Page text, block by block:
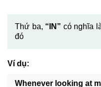
Thứ ba, “IN” có nghĩa
đó
Ví dụ:
Whenever looking at